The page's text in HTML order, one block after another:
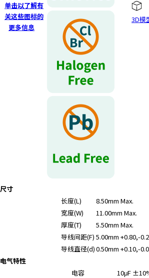
单击以了解有
关这些图标的
更多信息
3D模
尺寸
长度(L)
8.50mm Max.
宽度(W)
11.00mm Max.
厚度(T)
5.50mm Max.
导线间距(F) 5.00mm +0.80,-
导线直径(d)0.50mm +0.10,-
电气特性
电容
10μF